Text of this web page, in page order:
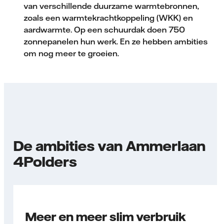
van verschillende duurzame warmtebronnen,
zoals een warmtekrachtkoppeling (WKK) en
aardwarmte. Op een schuurdak doen 750
zonnepanelen hun werk. En ze hebben ambities
om nog meer te groeien.
De ambities van Ammerlaan
4Polders
Meer en meer slim verbruik